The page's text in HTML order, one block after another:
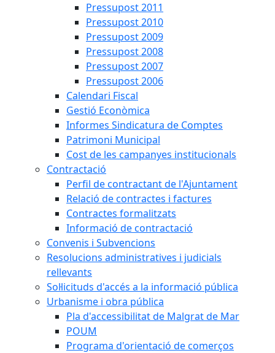
Pressupost 2011
Pressupost 2010
Pressupost 2009
Pressupost 2008
Pressupost 2007
Pressupost 2006
Calendari Fiscal
Gestió Econòmica
Informes Sindicatura de Comptes
Patrimoni Municipal
Cost de les campanyes institucionals
Contractació
Perfil de contractant de l'Ajuntament
Relació de contractes i factures
Contractes formalitzats
Informació de contractació
Convenis i Subvencions
Resolucions administratives i judicials
rellevants
Sol·licituds d'accés a la informació pública
Urbanisme i obra pública
Pla d'accessibilitat de Malgrat de Mar
POUM
Programa d'orientació de comerços